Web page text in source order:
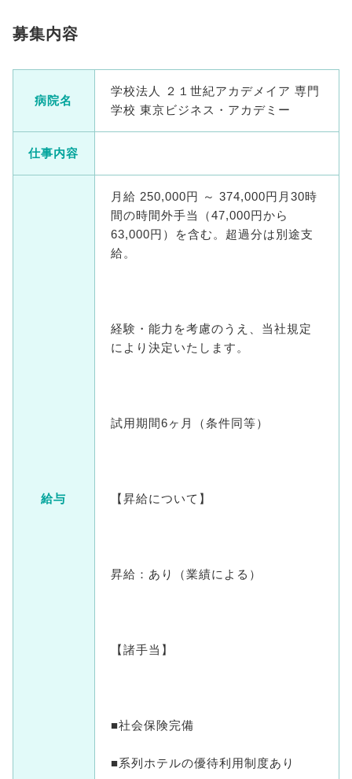
募集内容
病院名
学校法人 ２１世紀アカデメイア 専門
学校 東京ビジネス・アカデミー
仕事内容
給与
月給 250,000円 ～ 374,000円月30時
間の時間外手当（47,000円から
63,000円）を含む。超過分は別途支
給。
経験・能力を考慮のうえ、当社規定
により決定いたします。
試用期間6ヶ月（条件同等）
【昇給について】
昇給：あり（業績による）
【諸手当】
■社会保険完備
■系列ホテルの優待利用制度あり